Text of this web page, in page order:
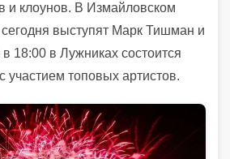
и клоунов. В Измайловском
выступят Марк Тишман и
18:00 в Лужниках состоится
участием топовых артистов.